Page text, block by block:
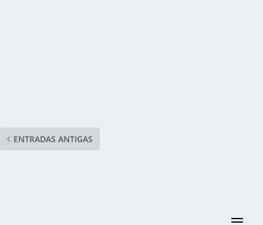
ENTRADAS ANTIGAS